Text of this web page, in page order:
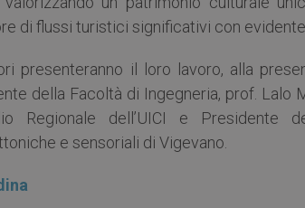
di flussi turistici significativi con
presenteranno il loro lavoro, alla
della Facoltà di Ingegneria, prof. Lalo
Regionale dell’UICI e Presidente
e sensoriali di Vigevano.